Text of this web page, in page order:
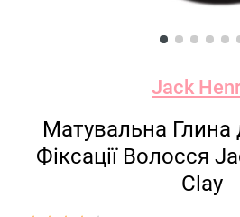
Jack
Матувальна Глина
Фіксації Волосся
Clay